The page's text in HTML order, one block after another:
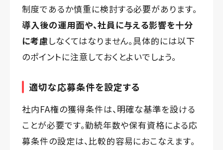
制度であるか慎重に検討する必要があります。
導入後の運用面や、社員に与える影響を十分
に考慮 しなくてはなりません。具体的には以下
のポイントに注意しておくとよいでしょう。
適切な応募条件を設定する
社内FA権の獲得条件は、明確な基準を設ける
ことが必要です。勤続年数や保有資格による応
募条件の設定は、比較的容易におこなえます。